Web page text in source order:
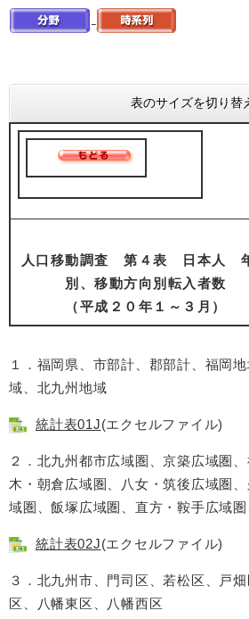
表のサイズを切り替
人口移動調査 第４表 日本人
別、移動方向別転入者数
（平成２０年１～３月）
１．福岡県、市部計、郡部計、福岡
域、北九州地域
統計表01J(エクセルファイル)
２．北九州都市広域圏、京築広域圏
木・朝倉広域圏、八女・筑後広域圏
域圏、飯塚広域圏、直方・鞍手広域
統計表02J(エクセルファイル)
３．北九州市、門司区、若松区、戸
区、八幡東区、八幡西区